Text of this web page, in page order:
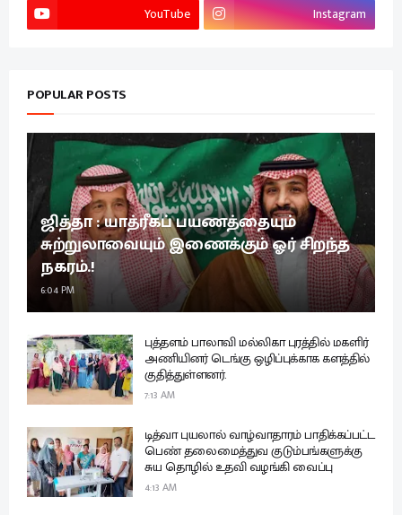
YouTube
Instagram
POPULAR POSTS
ஜித்தா : யாத்ரீகப் பயணத்தையும்
சுற்றுலாவையும் இணைக்கும் ஓர் சிறந்த
நகரம்.!
6:04 PM
புத்தளம் பாலாவி மல்லிகா புரத்தில் மகளிர்
அணியினர் டெங்கு ஒழிப்புக்காக களத்தில்
குதித்துள்ளனர்.
7:13 AM
டித்வா புயலால் வாழ்வாதாரம் பாதிக்கப்பட்ட
பெண் தலைமைத்துவ குடும்பங்களுக்கு
சுய தொழில் உதவி வழங்கி வைப்பு
4:13 AM